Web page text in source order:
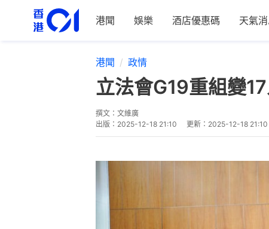
港聞 娛樂 酒店優惠碼 天氣
港聞 政情
立法會G19重組變
撰文： 文維廣
出版： 2025-12-18 21:10 更新： 2025-12-18 21:10